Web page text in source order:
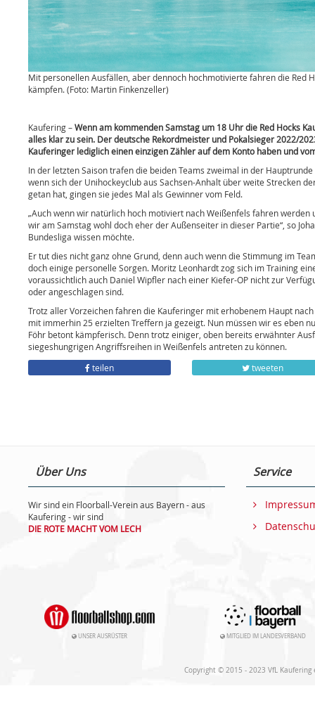
Mit personellen Ausfällen, aber dennoch hochmotivierte fahren die Red
kämpfen. (Foto: Martin Finkenzeller)
Kaufering –Wenn am kommenden Samstag um 18 Uhr die Red Hocks
alles klar zu sein. Der deutsche Rekordmeister und Pokalsieger 2022/
Kauferinger lediglich einen einzigen Zähler auf dem Konto haben und
In der letzten Saison trafen die beiden Teams zweimal in der
wenn sich der Unihockeyclub aus Sachsen-Anhalt über weite Strecken
getan hat, gingen sie jedes Mal als Gewinner vom Feld.
„Auch wenn wir natürlich hoch motiviert nach Weißenfels fahren
wir am Samstag wohl doch eher der Außenseiter in dieser Partie“, so
Bundesliga wissen möchte.
Er tut dies nicht ganz ohne Grund, denn auch wenn die Stimmung im
doch einige personelle Sorgen. Moritz Leonhardt zog sich im Training
voraussichtlich auch Daniel Wipfler nach einer Kiefer-OP nicht zur
oder angeschlagen sind.
Trotz aller Vorzeichen fahren die Kauferinger mit erhobenem Haupt
mit immerhin 25 erzielten Treffern ja gezeigt. Nun müssen wir es eben
Föhr betont kämpferisch. Denn trotz einiger, oben bereits erwähnter
siegeshungrigen Angriffsreihen in Weißenfels antreten zu können.
teilen
tweeten
Über Uns
Wir sind ein Floorball-Verein aus Bayern - aus
Kaufering - wir sind
DIE ROTE MACHT VOM LECH
Service
UNSER AUSRÜSTER MITGLIED IM LANDESVERBAND
Copyright © 2015 - 2023 VfL